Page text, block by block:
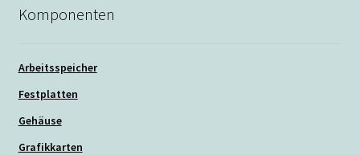
Komponenten
Arbeitsspeicher
Festplatten
Gehäuse
Grafikkarten